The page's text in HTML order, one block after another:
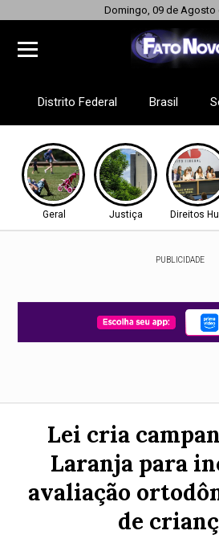
Domingo, 09 de Agosto
Distrito Federal Brasil
Geral Justiça Direitos
PUBLICIDADE
Lei cria
Laranja para
avaliação
de